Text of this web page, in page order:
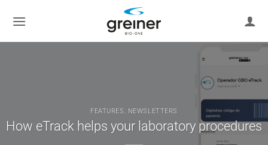
FEATURES , NEWSLETTERS
How eTrack helps your laboratory procedures